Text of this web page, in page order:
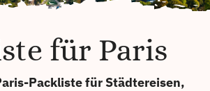
für Paris
Packliste für Städtereisen,